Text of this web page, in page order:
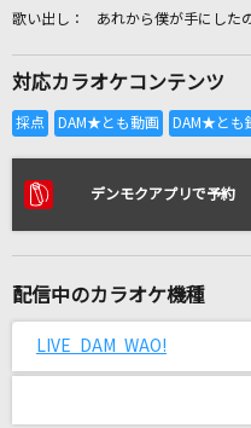
全
リアルタイムで
G-DRAGON(from BIGBANG)
怪獣
あれから僕が手にした
対応カラオケコンテンツ
デンモクアプリで予約
配信中のカラオケ機種
LIVE DAM WAO!